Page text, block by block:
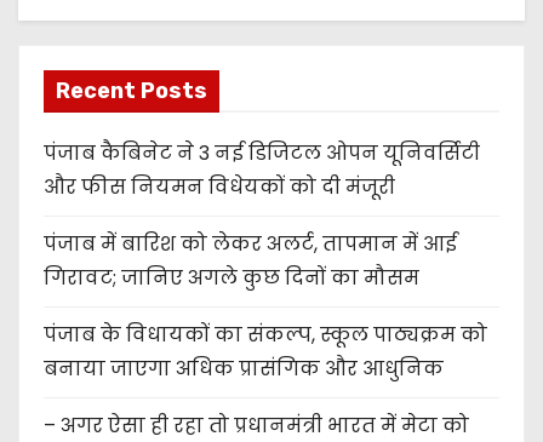
Recent Posts
पंजाब कैबिनेट ने 3 नई डिजिटल ओपन यूनिवर्सिटी
और फीस नियमन विधेयकों को दी मंजूरी
पंजाब में बारिश को लेकर अलर्ट, तापमान में आई
गिरावट; जानिए अगले कुछ दिनों का मौसम
पंजाब के विधायकों का संकल्प, स्कूल पाठ्यक्रम को
बनाया जाएगा अधिक प्रासंगिक और आधुनिक
– अगर ऐसा ही रहा तो प्रधानमंत्री भारत में मेटा को